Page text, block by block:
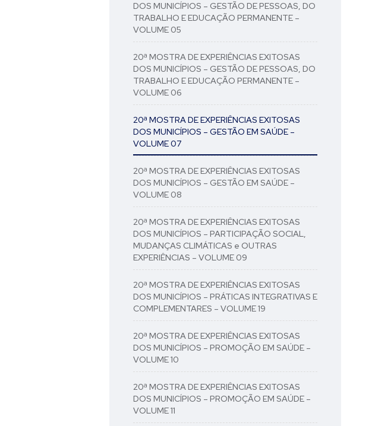
DOS MUNICÍPIOS – GESTÃO DE PESSOAS, DO
TRABALHO E EDUCAÇÃO PERMANENTE –
VOLUME 05
20ª MOSTRA DE EXPERIÊNCIAS EXITOSAS
DOS MUNICÍPIOS – GESTÃO DE PESSOAS, DO
TRABALHO E EDUCAÇÃO PERMANENTE –
VOLUME 06
20ª MOSTRA DE EXPERIÊNCIAS EXITOSAS
DOS MUNICÍPIOS – GESTÃO EM SAÚDE –
VOLUME 07
20ª MOSTRA DE EXPERIÊNCIAS EXITOSAS
DOS MUNICÍPIOS – GESTÃO EM SAÚDE –
VOLUME 08
20ª MOSTRA DE EXPERIÊNCIAS EXITOSAS
DOS MUNICÍPIOS – PARTICIPAÇÃO SOCIAL,
MUDANÇAS CLIMÁTICAS e OUTRAS
EXPERIÊNCIAS – VOLUME 09
20ª MOSTRA DE EXPERIÊNCIAS EXITOSAS
DOS MUNICÍPIOS – PRÁTICAS INTEGRATIVAS E
COMPLEMENTARES – VOLUME 19
20ª MOSTRA DE EXPERIÊNCIAS EXITOSAS
DOS MUNICÍPIOS – PROMOÇÃO EM SAÚDE –
VOLUME 10
20ª MOSTRA DE EXPERIÊNCIAS EXITOSAS
DOS MUNICÍPIOS – PROMOÇÃO EM SAÚDE –
VOLUME 11